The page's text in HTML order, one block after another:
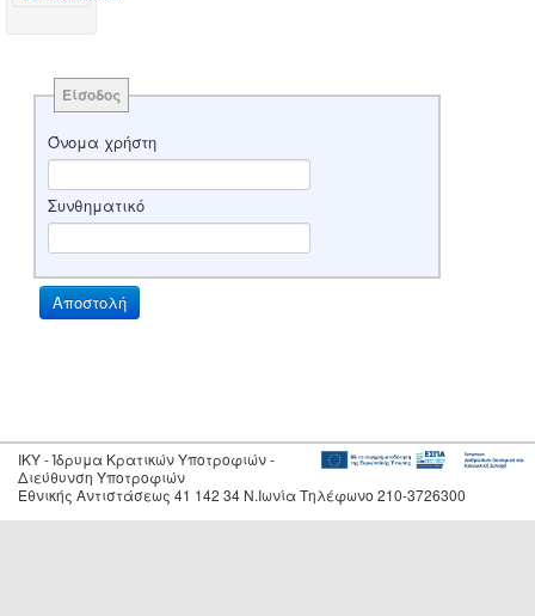
Είσοδος
Όνομα χρήστη
Συνθηματικό
IKY - Ίδρυμα Κρατικών Υποτροφιών -
Διεύθυνση Υποτροφιών
Εθνικής Αντιστάσεως 41 142 34 Ν.Ιωνία Τηλέφωνο 210-3726300